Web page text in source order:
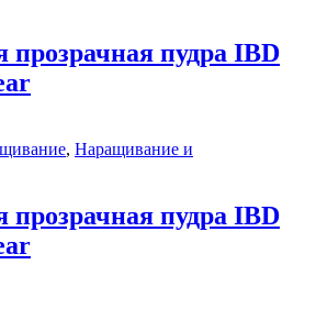
прозрачная пудра IBD
, Наращивание и
прозрачная пудра IBD